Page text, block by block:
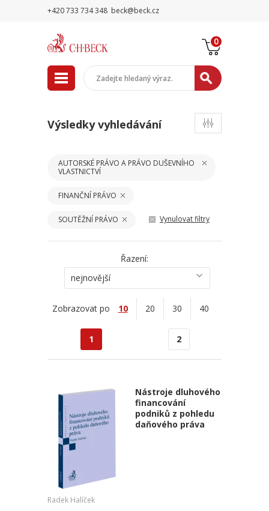
+420 733 734 348 beck@beck.cz
0
Výsledky vyhledávání
AUTORSKÉ PRÁVO A PRÁVO DUŠEVNÍHO
VLASTNICTVÍ
FINANČNÍ PRÁVO
SOUTĚŽNÍ PRÁVO Vynulovat filtry
Řazení:
nejnovější
Zobrazovat po 10 20 30 40
1 2
Nástroje dluhového
financování
podniků z pohledu
daňového práva
Radek Halíček